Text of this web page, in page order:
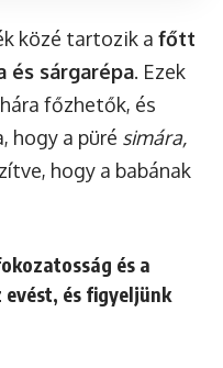
közé tartozik a főtt
és sárgarépa. Ezek
főzhetők, és
hogy a püré simára,
hogy a babának
és a
és figyeljünk